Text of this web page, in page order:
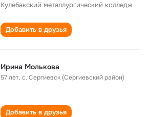
Кулебакский металлургический колледж
Добавить в друзья
Ирина Молькова
57 лет,с. Сергиевск (Сергиевский район)
Добавить в друзья